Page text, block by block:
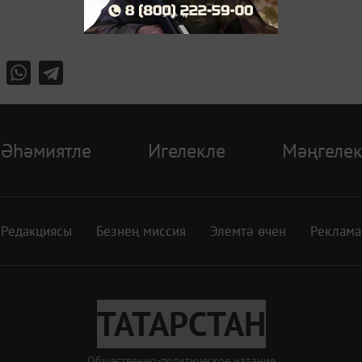
Әһәмиятле Игелекле Мәңгелек
Редакциясы Безнең миссия Элемтә өчен Реклама
ТАТАРСТАН